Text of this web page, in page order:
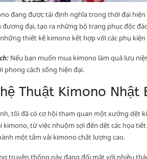
đang được tái định nghĩa trong thời đại
đại, tạo ra những bộ trang phục độc
thiết kế kimono kết hợp với các phụ
Nếu bạn muốn mua kimono làm quà lưu
phong cách sống hiện đại.
Thuật Kimono Nhật
tôi đã có cơ hội tham quan một xưởng dệt
từ việc nhuộm sợi đến dệt các họa
một tấm vải kimono chất lượng cao.
truyền thống này đang đối mặt với nhiều